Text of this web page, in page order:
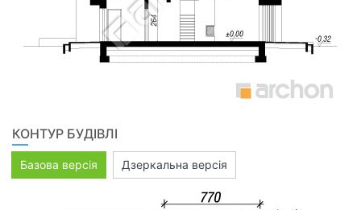
КОНТУР БУДІВЛІ
Базова версія Дзеркальна версія